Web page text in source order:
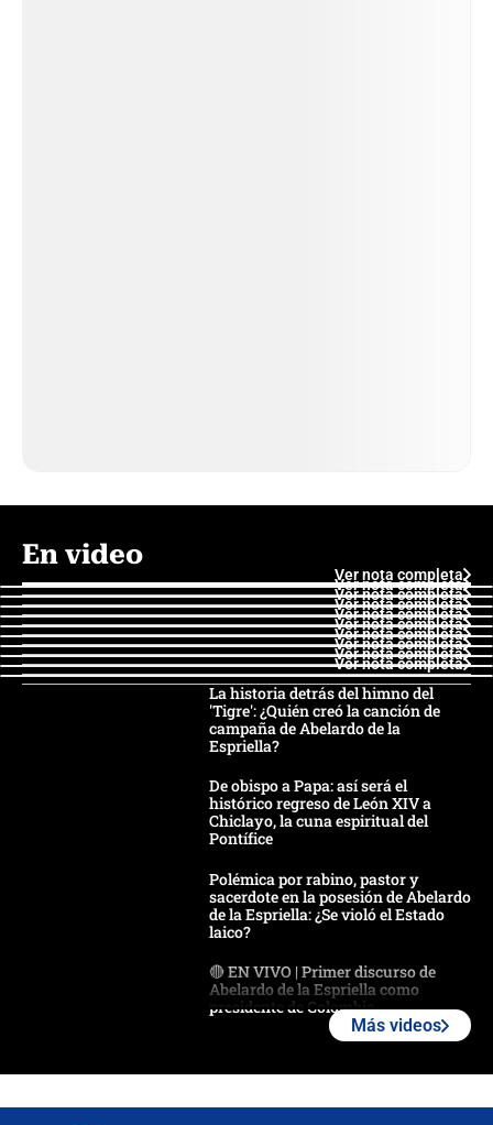
En video
Ver nota completa
Ver nota completa
Ver nota completa
Ver nota completa
Ver nota completa
Ver nota completa
Ver nota completa
Ver nota completa
Ver nota completa
Ver nota completa
La historia detrás del himno del
'Tigre': ¿Quién creó la canción de
campaña de Abelardo de la
Espriella?
De obispo a Papa: así será el
histórico regreso de León XIV a
Chiclayo, la cuna espiritual del
Pontífice
Polémica por rabino, pastor y
sacerdote en la posesión de Abelardo
de la Espriella: ¿Se violó el Estado
laico?
🔴 EN VIVO | Primer discurso de
Abelardo de la Espriella como
presidente de Colombia
Más videos